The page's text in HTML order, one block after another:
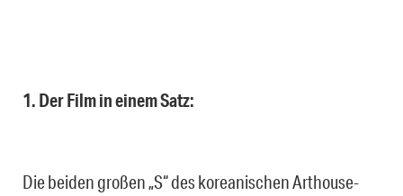
1. Der Film in einem Satz:
Die beiden großen „S“ des koreanischen Arthouse-